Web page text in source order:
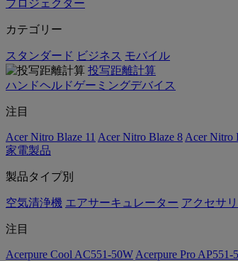
プロジェクター
カテゴリー
スタンダード ビジネス モバイル
投写距離計算
ハンドヘルドゲーミングデバイス
注目
Acer Nitro Blaze 11 Acer Nitro Blaze 8 Acer Nitro
家電製品
製品タイプ別
空気清浄機 エアサーキュレーター アクセサ
注目
Acerpure Cool AC551-50W Acerpure Pro AP551-